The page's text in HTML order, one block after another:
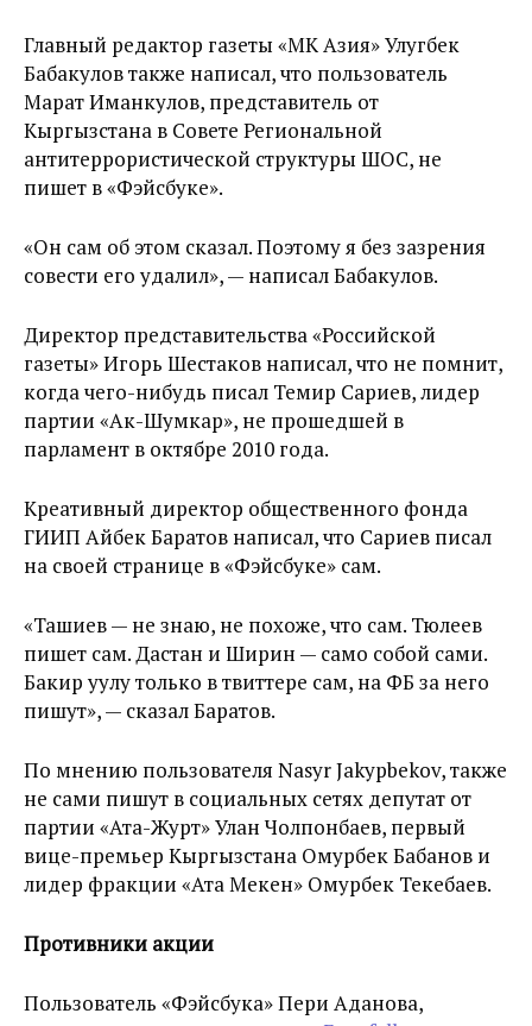
Главный редактор газеты «МК Азия» Улугбек
Бабакулов также написал, что пользователь
Марат Иманкулов, представитель от
Кыргызстана в Совете Региональной
антитеррористической структуры ШОС, не
пишет в «Фэйсбуке».
«Он сам об этом сказал. Поэтому я без зазрения
совести его удалил», — написал Бабакулов.
Директор представительства «Российской
газеты» Игорь Шестаков написал, что не помнит,
когда чего-нибудь писал Темир Сариев, лидер
партии «Ак-Шумкар», не прошедшей в
парламент в октябре 2010 года.
Креативный директор общественного фонда
ГИИП Айбек Баратов написал, что Сариев писал
на своей странице в «Фэйсбуке» сам.
«Ташиев — не знаю, не похоже, что сам. Тюлеев
пишет сам. Дастан и Ширин — само собой сами.
Бакир уулу только в твиттере сам, на ФБ за него
пишут», — сказал Баратов.
По мнению пользователя Nasyr Jakypbekov, также
не сами пишут в социальных сетях депутат от
партии «Ата-Журт» Улан Чолпонбаев, первый
вице-премьер Кыргызстана Омурбек Бабанов и
лидер фракции «Ата Мекен» Омурбек Текебаев.
Противники акции
Пользователь «Фэйсбука» Пери Аданова,